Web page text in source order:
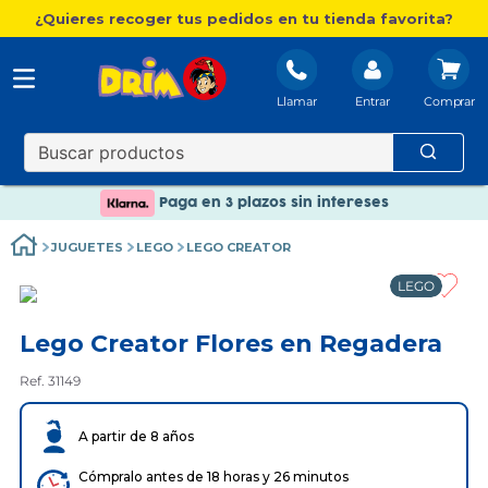
¿Quieres recoger tus pedidos en tu tienda favorita?
Llamar Entrar
Nuevo catálogo Aire Libre
Envío gratis. A partir de 60€(excepto Baleares)
Paga en 3 plazos sin intereses
JUGUETES LEGO LEGO CREATOR
LEGO
Lego Creator Flores en Regadera
Ref. 31149
A partir de 8 años
Cómpralo antes de 18 horas y 26 minutos